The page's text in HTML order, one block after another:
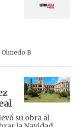
Olmedo B
su obra al